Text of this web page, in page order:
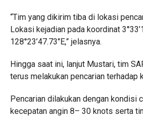
“Tim yang dikirim tiba di lokasi
Lokasi kejadian pada koordinat
128°23’47.73″E,” jelasnya.
Hingga saat ini, lanjut Mustari, tim
terus melakukan pencarian terhadap
Pencarian dilakukan dengan kondisi
kecepatan angin 8– 30 knots serta